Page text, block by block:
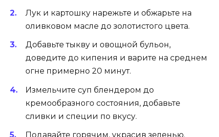
Лук и картошку нарежьте и обжарьте на
оливковом масле до золотистого цвета.
Добавьте тыкву и овощной бульон,
доведите до кипения и варите на среднем
огне примерно 20 минут.
Измельчите суп блендером до
кремообразного состояния, добавьте
сливки и специи по вкусу.
Подавайте горячим, украсив зеленью.